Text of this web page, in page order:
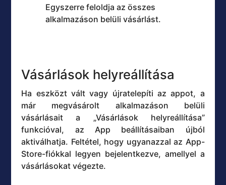
Egyszerre feloldja az összes
alkalmazáson belüli vásárlást.
Vásárlások helyreállítása
Ha eszközt vált vagy újratelepíti az appot, a
már megvásárolt alkalmazáson belüli
vásárlásait a „Vásárlások helyreállítása”
funkcióval, az App beállításaiban újból
aktiválhatja. Feltétel, hogy ugyanazzal az App-
Store-fiókkal legyen bejelentkezve, amellyel a
vásárlásokat végezte.